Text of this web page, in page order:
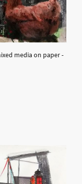
media on paper -